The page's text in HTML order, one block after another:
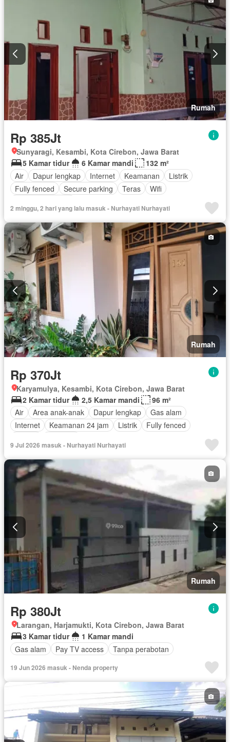
Rumah
Rp 385Jt
Sunyaragi, Kesambi, Kota Cirebon, Jawa Barat
5 Kamar tidur
6 Kamar mandi
132 m²
Air
Dapur lengkap Internet Keamanan
Listrik
Fully fenced
Secure parking Teras
Wifi
2 minggu, 2 hari yang lalu masuk - Nurhayati Nurhayati
Rumah
Rp 370Jt
Karyamulya, Kesambi, Kota Cirebon, Jawa Barat
2 Kamar tidur
2,5 Kamar mandi
96 m²
Air
Area anak-anak Dapur lengkap
Gas alam
Internet
Keamanan 24 jam Listrik
Fully fenced
9 Jul 2026 masuk - Nurhayati Nurhayati
Rumah
Rp 380Jt
Larangan, Harjamukti, Kota Cirebon, Jawa Barat
3 Kamar tidur
1 Kamar mandi
Gas alam
Pay TV access Tanpa perabotan
19 Jun 2026 masuk - Nenda property